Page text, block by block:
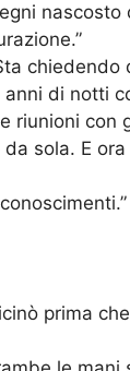
nascosto
chiedendo
di notti
riunioni con
sola. E
prima